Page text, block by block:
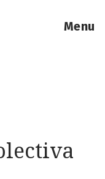
Menu